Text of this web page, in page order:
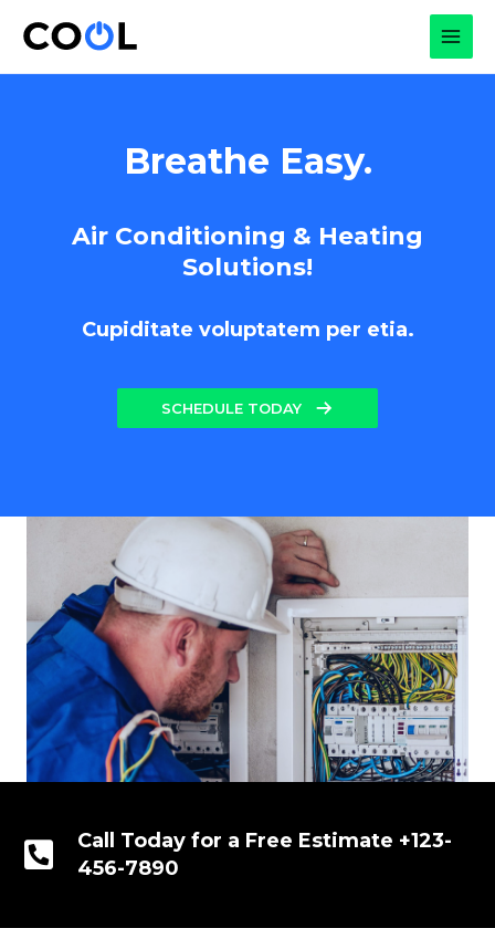
Breathe Easy.
Air Conditioning & Heating
Solutions!
Cupiditate voluptatem per etia.
SCHEDULE TODAY
Call Today for a Free Estimate +123-
456-7890